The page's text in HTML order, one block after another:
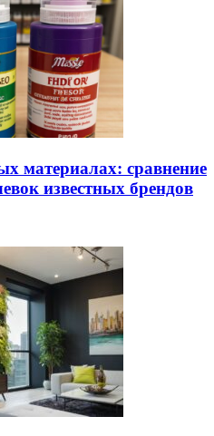
материалах: сравнение
известных брендов